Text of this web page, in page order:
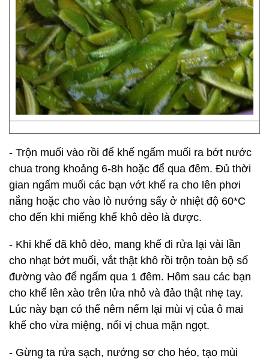
- Trộn muối vào rồi để khế ngấm muối ra bớt nước
chua trong khoảng 6-8h hoặc để qua đêm. Đủ thời
gian ngấm muối các bạn vớt khế ra cho lên phơi
nắng hoặc cho vào lò nướng sấy ở nhiệt độ 60*C
cho đến khi miếng khế khô dẻo là được.
- Khi khế đã khô dẻo, mang khế đi rửa lại vài lần
cho nhạt bớt muối, vắt thật khô rồi trộn toàn bộ số
đường vào để ngấm qua 1 đêm. Hôm sau các bạn
cho khế lên xào trên lửa nhỏ và đảo thật nhẹ tay.
Lúc này bạn có thể nêm nếm lại mùi vị của ô mai
khế cho vừa miệng, nổi vị chua mặn ngọt.
- Gừng ta rửa sạch, nướng sơ cho héo, tạo mùi